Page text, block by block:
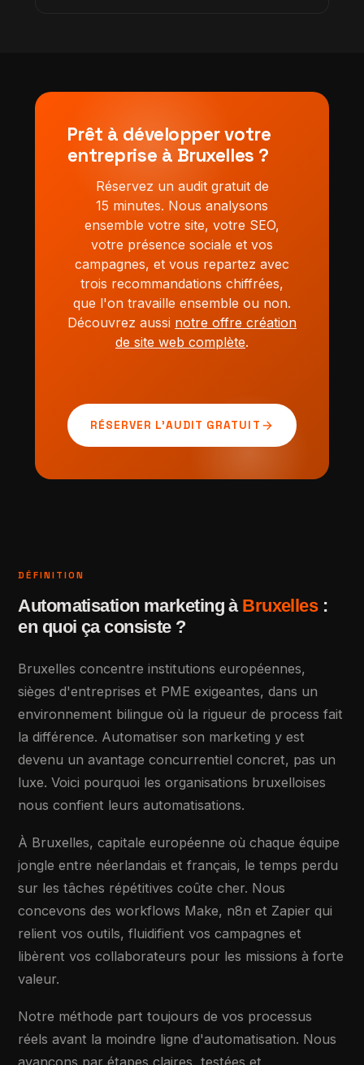
Prêt à développer votre
entreprise à Bruxelles ?
Réservez un audit gratuit de
15 minutes. Nous analysons
ensemble votre site, votre SEO,
votre présence sociale et vos
campagnes, et vous repartez avec
trois recommandations chiffrées,
que l'on travaille ensemble ou non.
Découvrez aussi notre offre création
de site web complète.
RÉSERVER L'AUDIT GRATUIT arrow_forward
DÉFINITION
Automatisation marketing à Bruxelles:
en quoi ça consiste ?
Bruxelles concentre institutions européennes,
sièges d'entreprises et PME exigeantes, dans un
environnement bilingue où la rigueur de process fait
la différence. Automatiser son marketing y est
devenu un avantage concurrentiel concret, pas un
luxe. Voici pourquoi les organisations bruxelloises
nous confient leurs automatisations.
À Bruxelles, capitale européenne où chaque équipe
jongle entre néerlandais et français, le temps perdu
sur les tâches répétitives coûte cher. Nous
concevons des workflows Make, n8n et Zapier qui
relient vos outils, fluidifient vos campagnes et
libèrent vos collaborateurs pour les missions à forte
valeur.
Notre méthode part toujours de vos processus
réels avant la moindre ligne d'automatisation. Nous
avançons par étapes claires, testées et